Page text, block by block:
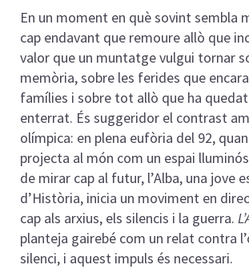
En un moment en què sovint sembla
cap endavant que remoure allò que
valor que un muntatge vulgui tornar
memòria, sobre les ferides que
famílies i sobre tot allò que ha
enterrat. És suggeridor el contrast
olímpica: en plena eufòria del 92,
projecta al món com un espai
de mirar cap al futur, l’Alba, una jove
d’Història, inicia un moviment en
cap als arxius, els silencis i la guerra.
planteja gairebé com un relat contra
silenci, i aquest impuls és necessari.